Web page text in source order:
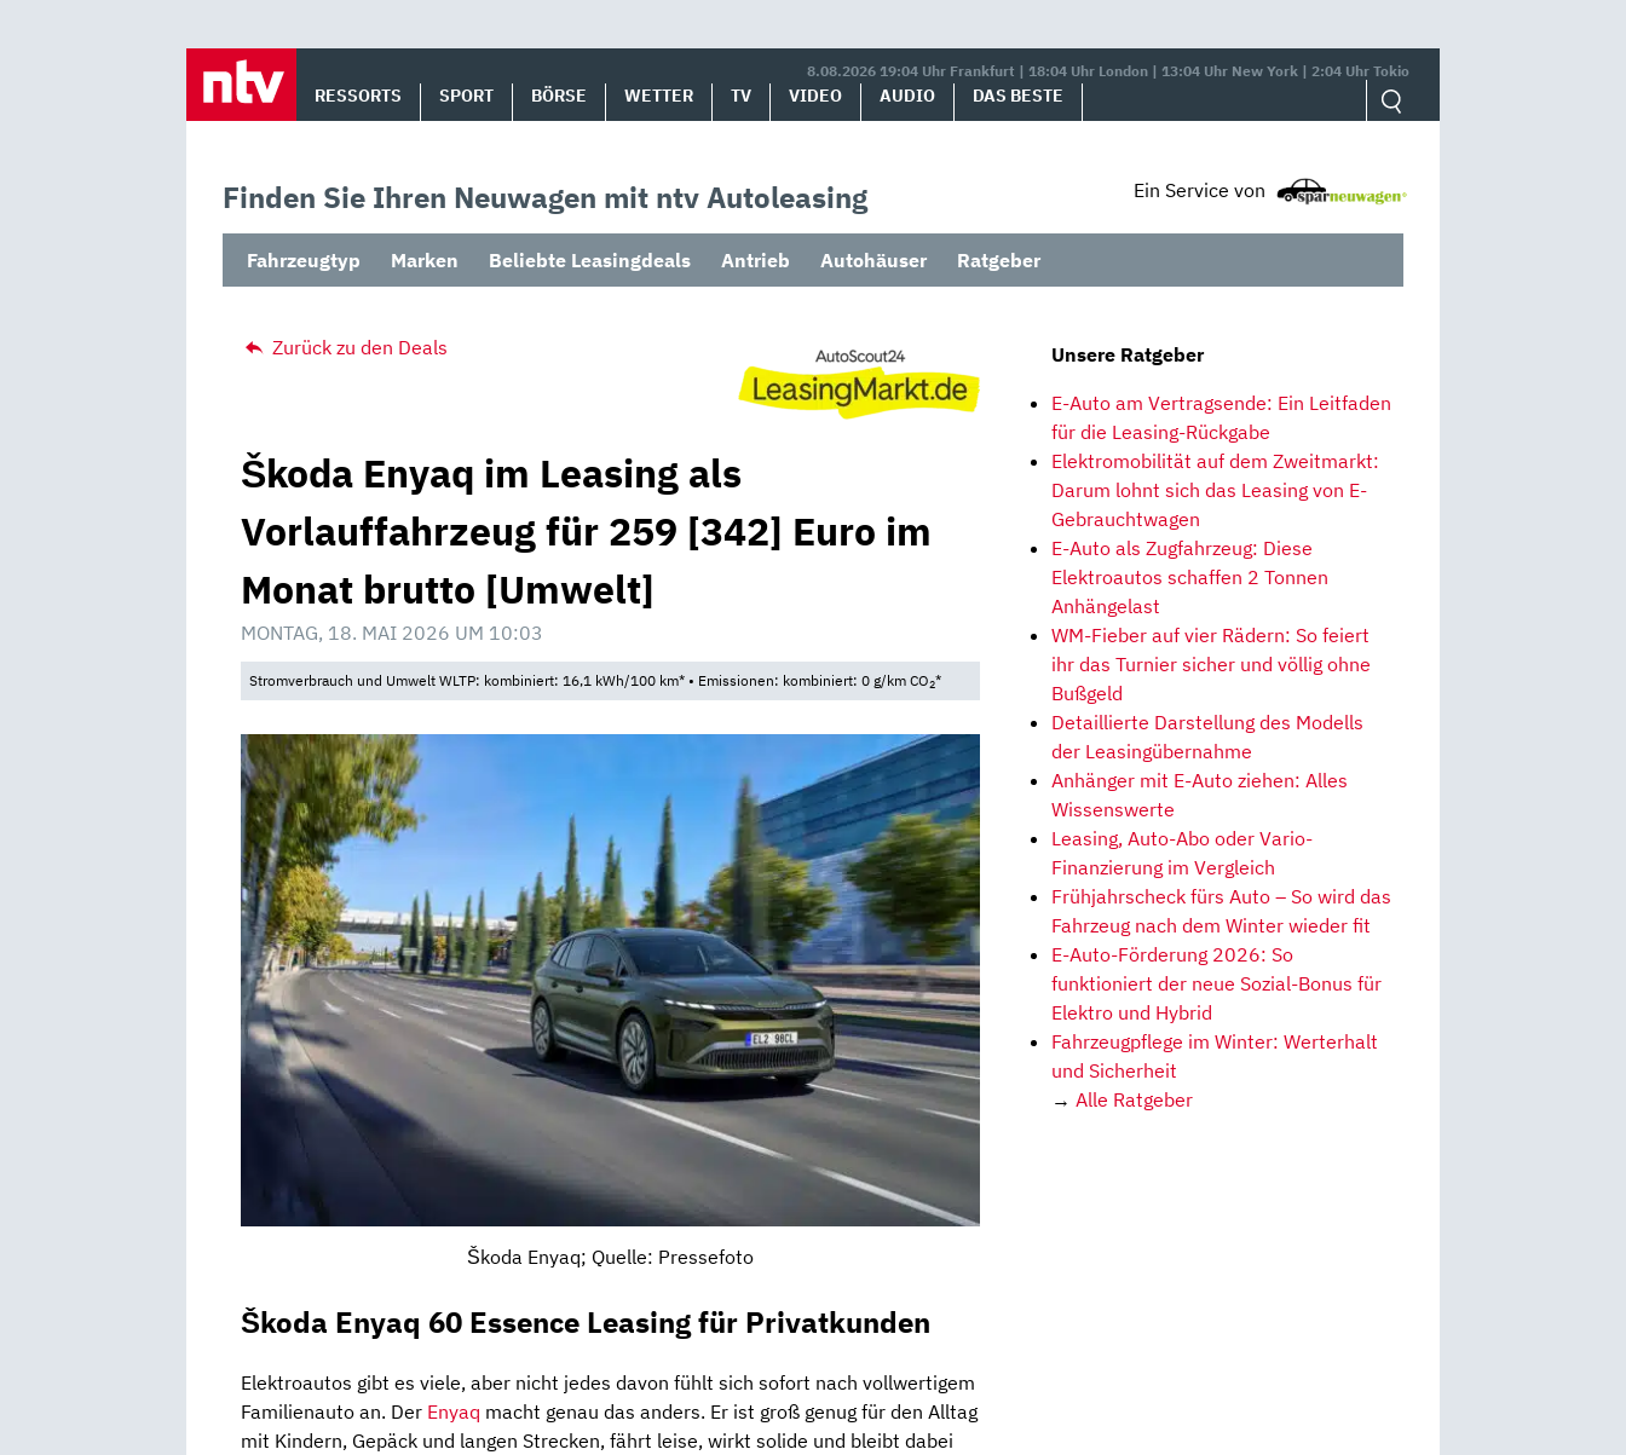
8.08.2026 19:04 Uhr Frankfurt | 18:04 Uhr London | 13:04 Uhr New York | 2:04 Uhr Tokio
RESSORTS SPORT BÖRSE WETTER TV VIDEO AUDIO DAS BESTE
Finden Sie Ihren Neuwagen mit ntv Autoleasing Ein Service von
Fahrzeugtyp Marken Beliebte Leasingdeals Antrieb Autohäuser Ratgeber
Zurück zu den Deals
Škoda Enyaq im Leasing als
Vorlauffahrzeug für 259 [342] Euro im
Monat brutto [Umwelt]
MONTAG, 18. MAI 2026 UM 10:03
Stromverbrauch und Umwelt WLTP: kombiniert: 16,1 kWh/100 km* • Emissionen: kombiniert: 0 g/km CO2*
Škoda Enyaq; Quelle: Pressefoto
Škoda Enyaq 60 Essence Leasing für Privatkunden
Elektroautos gibt es viele, aber nicht jedes davon fühlt sich sofort nach vollwertigem
Familienauto an. Der Enyaq macht genau das anders. Er ist groß genug für den Alltag
mit Kindern, Gepäck und langen Strecken, fährt leise, wirkt solide und bleibt dabei
Unsere Ratgeber
E-Auto am Vertragsende: Ein Leitfaden
für die Leasing-Rückgabe
Elektromobilität auf dem Zweitmarkt:
Darum lohnt sich das Leasing von E-
Gebrauchtwagen
E-Auto als Zugfahrzeug: Diese
Elektroautos schaffen 2 Tonnen
Anhängelast
WM-Fieber auf vier Rädern: So feiert
ihr das Turnier sicher und völlig ohne
Bußgeld
Detaillierte Darstellung des Modells
der Leasingübernahme
Anhänger mit E-Auto ziehen: Alles
Wissenswerte
Leasing, Auto-Abo oder Vario-
Finanzierung im Vergleich
Frühjahrscheck fürs Auto – So wird das
Fahrzeug nach dem Winter wieder fit
E-Auto-Förderung 2026: So
funktioniert der neue Sozial-Bonus für
Elektro und Hybrid
Fahrzeugpflege im Winter: Werterhalt
und Sicherheit
→ Alle Ratgeber